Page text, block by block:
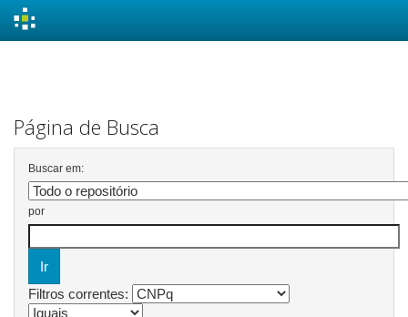
Página de Busca
Buscar em:
por
Filtros correntes: